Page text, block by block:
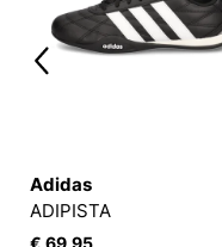
Adidas
ADIPISTA
€ 69,95